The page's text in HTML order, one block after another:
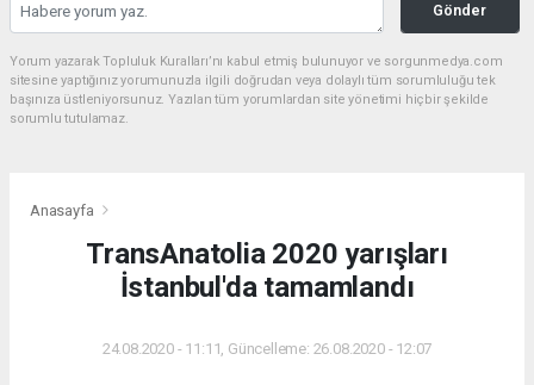
Gönder
Yorum yazarak Topluluk Kuralları’nı kabul etmiş bulunuyor ve sorgunmedya.com
sitesine yaptığınız yorumunuzla ilgili doğrudan veya dolaylı tüm sorumluluğu tek
başınıza üstleniyorsunuz. Yazılan tüm yorumlardan site yönetimi hiçbir şekilde
sorumlu tutulamaz.
Anasayfa
TransAnatolia 2020 yarışları
İstanbul'da tamamlandı
24.08.2020 - 11:11, Güncelleme: 26.08.2020 - 12:07